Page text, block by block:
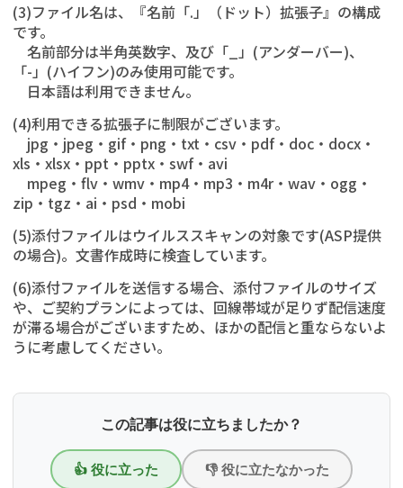
(3)ファイル名は、『名前「.」（ドット）拡張子』の構成
です。
名前部分は半角英数字、及び「_」(アンダーバー)、
「-」(ハイフン)のみ使用可能です。
日本語は利用できません。
(4)利用できる拡張子に制限がございます。
jpg・jpeg・gif・png・txt・csv・pdf・doc・docx・
xls・xlsx・ppt・pptx・swf・avi
mpeg・flv・wmv・mp4・mp3・m4r・wav・ogg・
zip・tgz・ai・psd・mobi
(5)添付ファイルはウイルススキャンの対象です(ASP提供
の場合)。文書作成時に検査しています。
(6)添付ファイルを送信する場合、添付ファイルのサイズ
や、ご契約プランによっては、回線帯域が足りず配信速度
が滞る場合がございますため、ほかの配信と重ならないよ
うに考慮してください。
この記事は役に立ちましたか？
👍 役に立った 👎 役に立たなかった